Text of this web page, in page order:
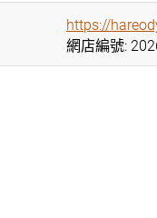
https://
網店編號: